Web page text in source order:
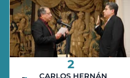
2
CARLOS HERNÁN